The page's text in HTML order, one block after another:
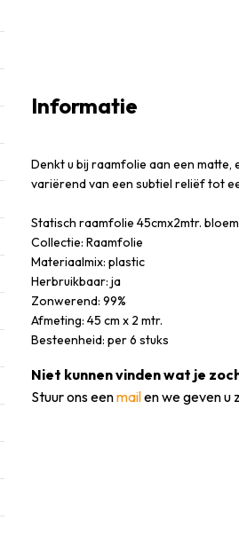
Informatie
Denkt u bij raamfolie aan een
variërend van een subtiel reliëf tot
Statisch raamfolie 45cmx2mtr.
Collectie: Raamfolie
Materiaalmix: plastic
Herbruikbaar: ja
Zonwerend: 99%
Afmeting: 45 cm x 2 mtr.
Besteenheid: per 6 stuks
Niet kunnen vinden wat je
Stuur ons eenmailen we geven u